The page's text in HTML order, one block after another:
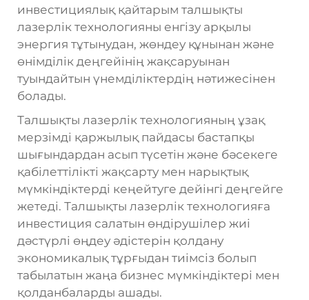
инвестициялық қайтарым талшықты
лазерлік технологияны енгізу арқылы
энергия тұтынудан, жөндеу құнынан және
өнімділік деңгейінің жақсаруынан
туындайтын үнемділіктердің нәтижесінен
болады.
Талшықты лазерлік технологияның ұзақ
мерзімді қаржылық пайдасы бастапқы
шығындардан асып түсетін және бәсекеге
қабілеттілікті жақсарту мен нарықтық
мүмкіндіктерді кеңейтуге дейінгі деңгейге
жетеді. Талшықты лазерлік технологияға
инвестиция салатын өндірушілер жиі
дәстүрлі өңдеу әдістерін қолдану
экономикалық тұрғыдан тиімсіз болып
табылатын жаңа бизнес мүмкіндіктері мен
қолданбаларды ашады.